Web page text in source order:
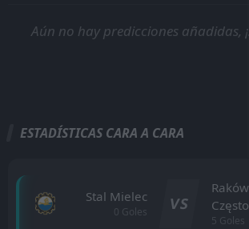
Aún no hay predicciones añadidas,
ESTADÍSTICAS CARA A CARA
Stal Mielec
0 Goles VS
Raków
5 Goles